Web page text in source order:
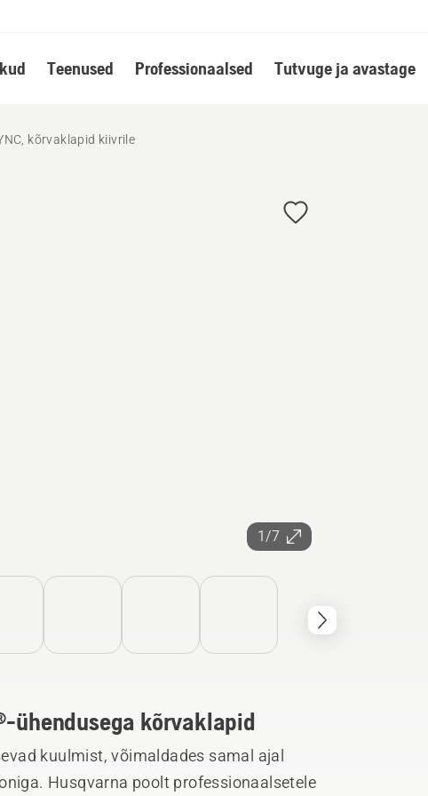
Teenused Professionaalsed Tutvuge ja avastage
kõrvaklapid kiivrile
1/7
ühendusega kõrvaklapid
kuulmist, võimaldades samal ajal
Husqvarna poolt professionaalsetele